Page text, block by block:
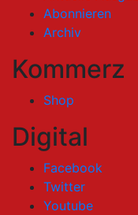
Abonnieren
Archiv
Kommerz
Shop
Digital
Facebook
Twitter
Youtube